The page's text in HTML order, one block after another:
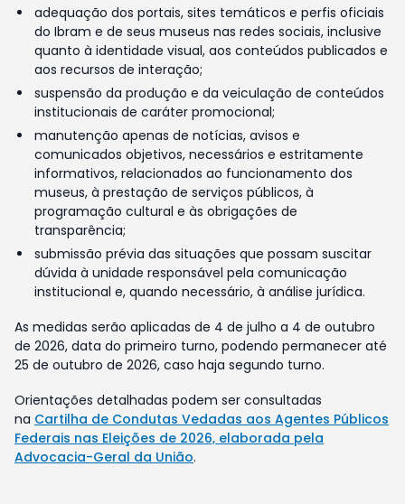
adequação dos portais, sites temáticos e perfis oficiais
do Ibram e de seus museus nas redes sociais, inclusive
quanto à identidade visual, aos conteúdos publicados e
aos recursos de interação;
suspensão da produção e da veiculação de conteúdos
institucionais de caráter promocional;
manutenção apenas de notícias, avisos e
comunicados objetivos, necessários e estritamente
informativos, relacionados ao funcionamento dos
museus, à prestação de serviços públicos, à
programação cultural e às obrigações de
transparência;
submissão prévia das situações que possam suscitar
dúvida à unidade responsável pela comunicação
institucional e, quando necessário, à análise jurídica.
As medidas serão aplicadas de 4 de julho a 4 de outubro
de 2026, data do primeiro turno, podendo permanecer até
25 de outubro de 2026, caso haja segundo turno.
Orientações detalhadas podem ser consultadas
na Cartilha de Condutas Vedadas aos Agentes Públicos
Federais nas Eleições de 2026, elaborada pela
Advocacia-Geral da União.